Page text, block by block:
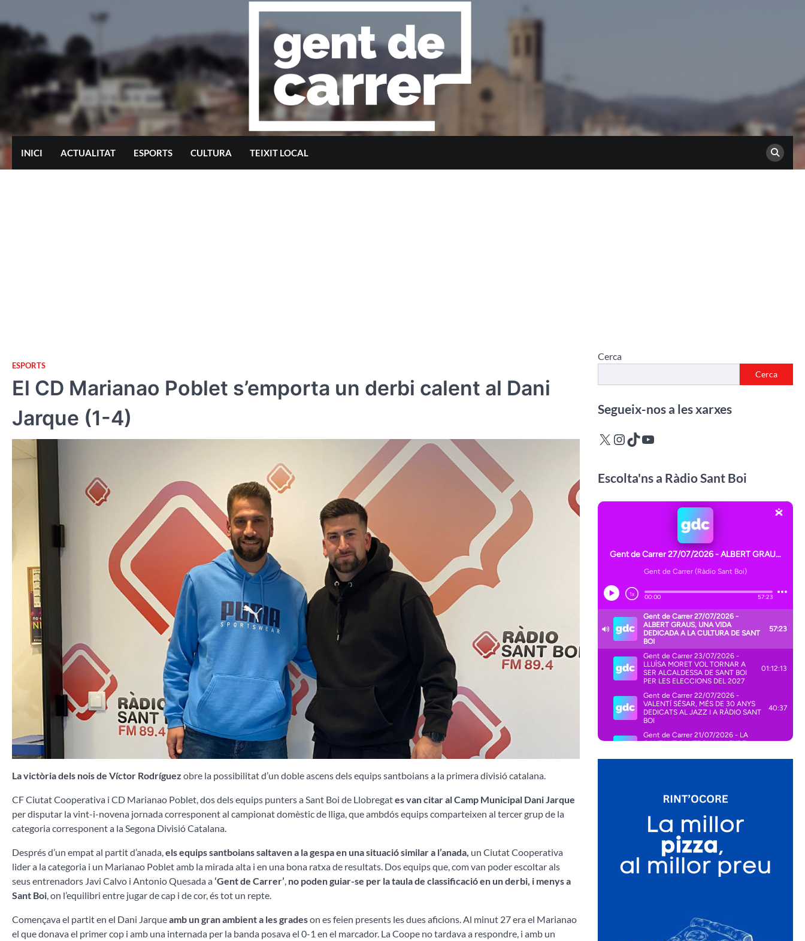
to
content
INICI ACTUALITAT ESPORTS CULTURA TEIXIT LOCAL
ESPORTS
El CD Marianao Poblet s’emporta un derbi calent al Dani
Jarque (1-4)
La victòria dels nois de Víctor Rodríguez obre la possibilitat d’un doble ascens dels equips santboians a la primera divisió catalana.
CF Ciutat Cooperativa i CD Marianao Poblet, dos dels equips punters a Sant Boi de Llobregates van citar al Camp Municipal Dani Jarque
per disputar la vint-i-novena jornada corresponent al campionat domèstic de lliga, que ambdós equips comparteixen al tercer grup de la
categoria corresponent a la Segona Divisió Catalana.
Després d’un empat al partit d’anada, els equips santboians saltaven a la gespa en una situació similar a l’anada, un Ciutat Cooperativa
lider a la categoria i un Marianao Poblet amb la mirada alta i en una bona ratxa de resultats. Dos equips que, com van poder escoltar als
seus entrenadors Javi Calvo i Antonio Quesada a‘Gent de Carrer’ no poden guiar-se per la taula de classificació en un derbi, i menys a
Sant Boi , on l’equilibri entre jugar de cap i de cor, és tot un repte.
Començava el partit en el Dani Jarqueamb un gran ambient a les gradeson es feien presents les dues aficions. Al minut 27 era el Marianao
el que donava el primer cop i amb una internada per la banda posava el 0-1 en el marcador. La Coope no tardava a respondre, i amb un
Cerca
Cerca
Segueix-nos a les xarxes
X Instagram
TikTokYouTube
Escolta'ns a Ràdio Sant Boi